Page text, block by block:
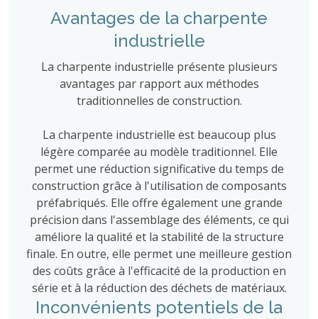
Avantages de la charpente
industrielle
La charpente industrielle présente plusieurs
avantages par rapport aux méthodes
traditionnelles de construction.
La charpente industrielle est beaucoup plus
légère comparée au modèle traditionnel. Elle
permet une réduction significative du temps de
construction grâce à l'utilisation de composants
préfabriqués. Elle offre également une grande
précision dans l'assemblage des éléments, ce qui
améliore la qualité et la stabilité de la structure
finale. En outre, elle permet une meilleure gestion
des coûts grâce à l'efficacité de la production en
série et à la réduction des déchets de matériaux.
Inconvénients potentiels de la